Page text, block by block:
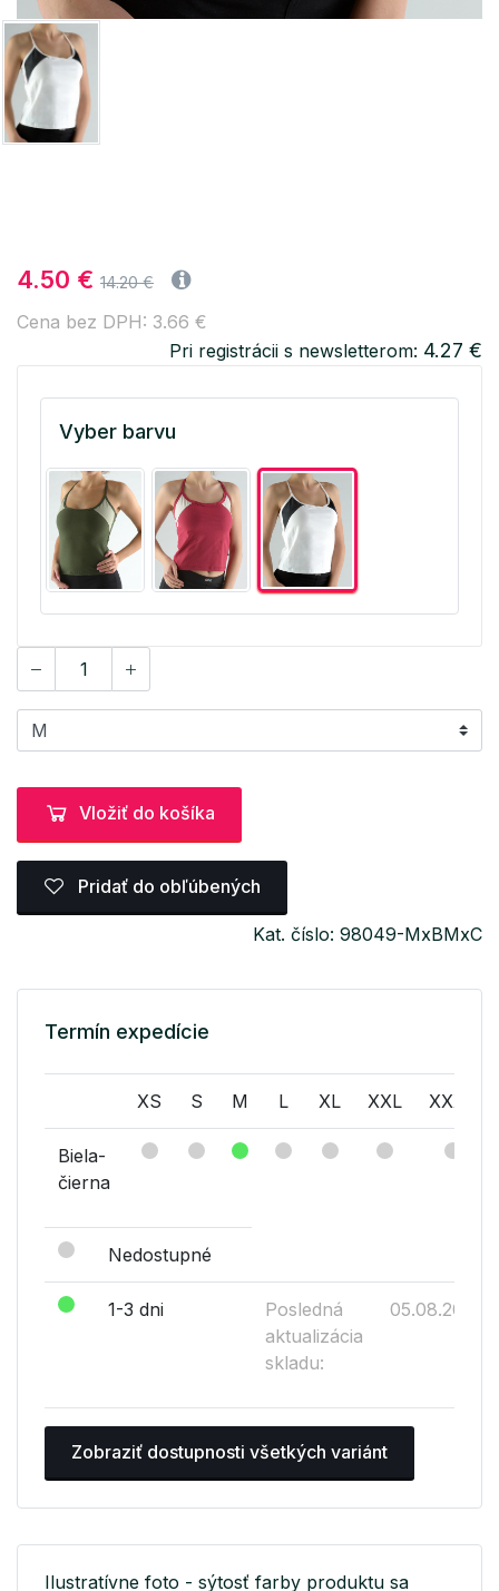
4.50 € 14.20 €
Cena bez DPH: 3.66 €
Pri registrácii s newsletterom: 4.27 €
Vyber barvu
Vložiť do košíka
Pridať do obľúbených
Kat. číslo: 98049-MxBMxC
Termín expedície
XS S M L XL XXL XXXL
Biela-
čierna
Nedostupné
1-3 dni
Posledná
aktualizácia
skladu:
05.08.2026
Zobraziť dostupnosti všetkých variánt
Ilustratívne foto - sýtosť farby produktu sa